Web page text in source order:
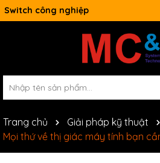
Switch công nghiệp
Trang chủ Giải pháp kỹ thuật
Mọi thứ về thị giác máy tính bạn